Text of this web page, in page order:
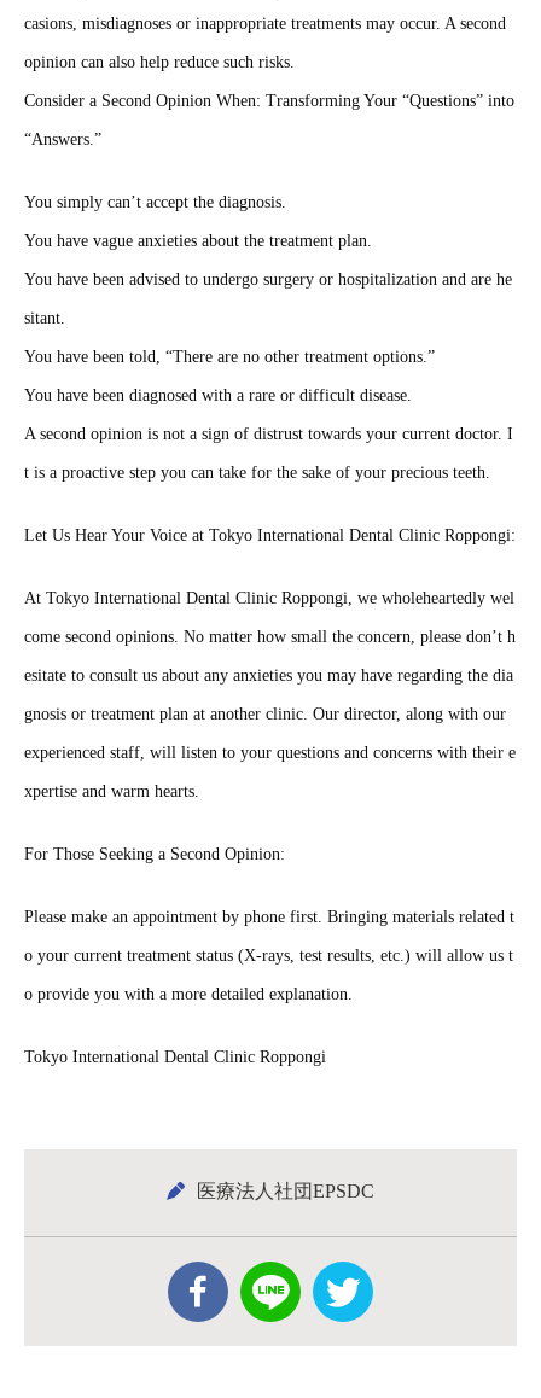
casions, misdiagnoses or inappropriate treatments may occur. A second
opinion can also help reduce such risks.
Consider a Second Opinion When: Transforming Your “Questions” into
“Answers.”
You simply can’t accept the diagnosis.
You have vague anxieties about the treatment plan.
You have been advised to undergo surgery or hospitalization and are he
sitant.
You have been told, “There are no other treatment options.”
You have been diagnosed with a rare or difficult disease.
A second opinion is not a sign of distrust towards your current doctor. I
t is a proactive step you can take for the sake of your precious teeth.
Let Us Hear Your Voice at Tokyo International Dental Clinic Roppongi:
At Tokyo International Dental Clinic Roppongi, we wholeheartedly wel
come second opinions. No matter how small the concern, please don’t h
esitate to consult us about any anxieties you may have regarding the dia
gnosis or treatment plan at another clinic. Our director, along with our
experienced staff, will listen to your questions and concerns with their e
xpertise and warm hearts.
For Those Seeking a Second Opinion:
Please make an appointment by phone first. Bringing materials related t
o your current treatment status (X-rays, test results, etc.) will allow us t
o provide you with a more detailed explanation.
Tokyo International Dental Clinic Roppongi
医療法人社団EPSDC